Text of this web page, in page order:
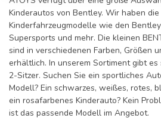
Kinderautos von Bentley. Wir haben
Kinderfahrzeugmodelle wie den
Supersports und mehr. Die kleinen
sind in verschiedenen Farben, Größen
erhältlich. In unserem Sortiment gibt
2-Sitzer. Suchen Sie ein sportliches
Modell? Ein schwarzes, weißes, rotes,
ein rosafarbenes Kinderauto? Kein
ist das passende Modell im Angebot.